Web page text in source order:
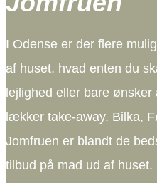
I Odense er der flere
af huset, hvad enten du
lejlighed eller bare
lækker take-away. Bilka,
Jomfruen er blandt de
tilbud på mad ud af huset.